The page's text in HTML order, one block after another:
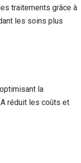
traitements grâce à
les soins plus
la
réduit les coûts et